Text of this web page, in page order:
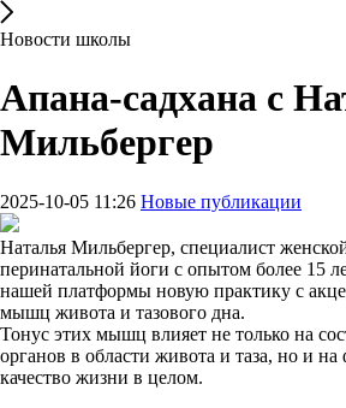
Новости школы
Апана-садхана с
Мильбергер
2025-10-05 11:26 Новые публикации
Наталья Мильбергер, специалист
перинатальной йоги с опытом более 15
нашей платформы новую практику с
мышц живота и тазового дна.
Тонус этих мышц влияет не только на
органов в области живота и таза, но и на
качество жизни в целом.